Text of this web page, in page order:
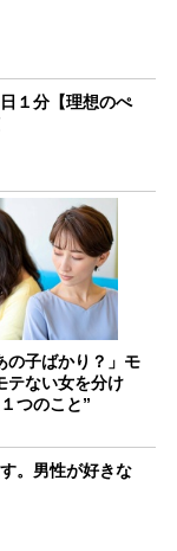
１分【理想のぺ
の子ばかり？」モ
テない女を分け
つのこと”
。男性が好きな